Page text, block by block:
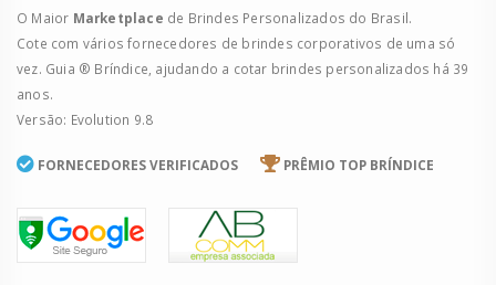
O Maior Marketplace de Brindes Personalizados do Brasil.
Cote com vários fornecedores de brindes corporativos de uma só
vez. Guia ® Bríndice, ajudando a cotar brindes personalizados há 39
anos.
Versão: Evolution 9.8
FORNECEDORES VERIFICADOS PRÊMIO TOP BRÍNDICE